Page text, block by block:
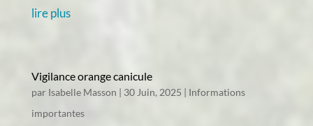
lire plus
Vigilance orange canicule
par Isabelle Masson | 30 Juin, 2025 | Informations
importantes